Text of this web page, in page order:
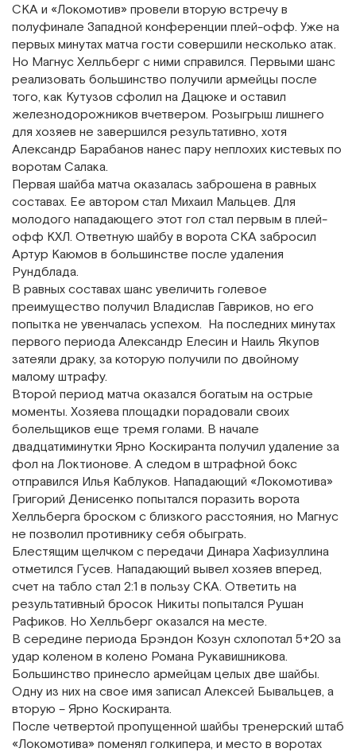
СКА и «Локомотив» провели вторую встречу в
полуфинале Западной конференции плей-офф. Уже на
первых минутах матча гости совершили несколько атак.
Но Магнус Хелльберг с ними справился. Первыми шанс
реализовать большинство получили армейцы после
того, как Кутузов сфолил на Дацюке и оставил
железнодорожников вчетвером. Розыгрыш лишнего
для хозяев не завершился результативно, хотя
Александр Барабанов нанес пару неплохих кистевых по
воротам Салака.
Первая шайба матча оказалась заброшена в равных
составах. Ее автором стал Михаил Мальцев. Для
молодого нападающего этот гол стал первым в плей-
офф КХЛ. Ответную шайбу в ворота СКА забросил
Артур Каюмов в большинстве после удаления
Рундблада.
В равных составах шанс увеличить голевое
преимущество получил Владислав Гавриков, но его
попытка не увенчалась успехом. На последних минутах
первого периода Александр Елесин и Наиль Якупов
затеяли драку, за которую получили по двойному
малому штрафу.
Второй период матча оказался богатым на острые
моменты. Хозяева площадки порадовали своих
болельщиков еще тремя голами. В начале
двадцатиминутки Ярно Коскиранта получил удаление за
фол на Локтионове. А следом в штрафной бокс
отправился Илья Каблуков. Нападающий «Локомотива»
Григорий Денисенко попытался поразить ворота
Хелльберга броском с близкого расстояния, но Магнус
не позволил противнику себя обыграть.
Блестящим щелчком с передачи Динара Хафизуллина
отметился Гусев. Нападающий вывел хозяев вперед,
счет на табло стал 2:1 в пользу СКА. Ответить на
результативный бросок Никиты попытался Рушан
Рафиков. Но Хелльберг оказался на месте.
В середине периода Брэндон Козун схлопотал 5+20 за
удар коленом в колено Романа Рукавишникова.
Большинство принесло армейцам целых две шайбы.
Одну из них на свое имя записал Алексей Бывальцев, а
вторую – Ярно Коскиранта.
После четвертой пропущенной шайбы тренерский штаб
«Локомотива» поменял голкипера, и место в воротах